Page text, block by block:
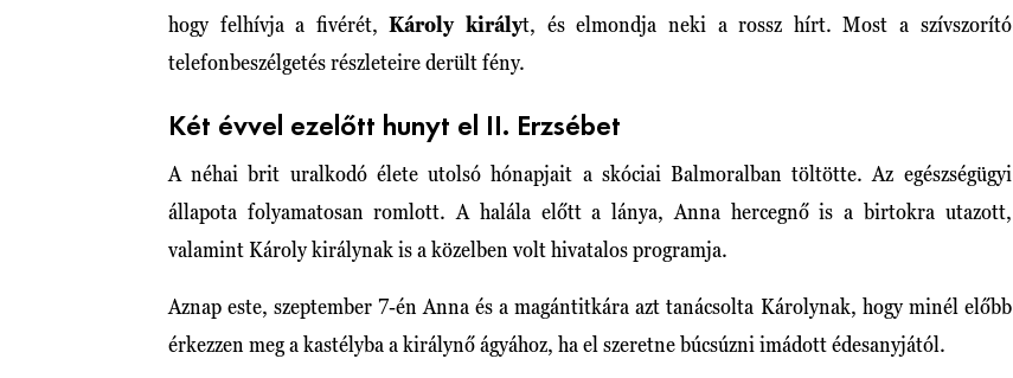
hogy felhívja a fivérét,Károly királyt, és elmondja neki a rossz hírt. Most a szívszorító
telefonbeszélgetés részleteire derült fény.
Két évvel ezelőtt hunyt el II. Erzsébet
A néhai brit uralkodó élete utolsó hónapjait a skóciai Balmoralban töltötte. Az egészségügyi
állapota folyamatosan romlott. A halála előtt a lánya, Anna hercegnő is a birtokra utazott,
valamint Károly királynak is a közelben volt hivatalos programja.
Aznap este, szeptember 7-én Anna és a magántitkára azt tanácsolta Károlynak, hogy minél előbb
érkezzen meg a kastélyba a királynő ágyához, ha el szeretne búcsúzni imádott édesanyjától.